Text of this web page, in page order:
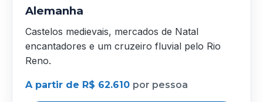
Alemanha
Castelos medievais, mercados de Natal
encantadores e um cruzeiro fluvial pelo Rio
Reno.
A partir de R$ 62.610 por pessoa